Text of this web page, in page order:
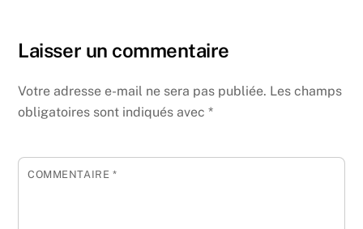
Laisser un commentaire
Votre adresse e-mail ne sera pas publiée. Les champs
obligatoires sont indiqués avec*
COMMENTAIRE *